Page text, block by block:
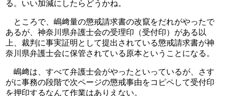
る。いい加減にしたらどうかね。
ところで、嶋﨑量の懲戒請求書の改竄をだれがやったで
あるが、神奈川県弁護士会の受理印（受付印）がある以
上、裁判に事実証明として提出されている懲戒請求書が神
奈川県弁護士会に保管されている原本ということになる。
嶋﨑は、すべて弁護士会がやったといっているが、さす
がに事務の段階で次ページの懲戒事由をコピペして受付印
を押印するなんて作業はありえない。